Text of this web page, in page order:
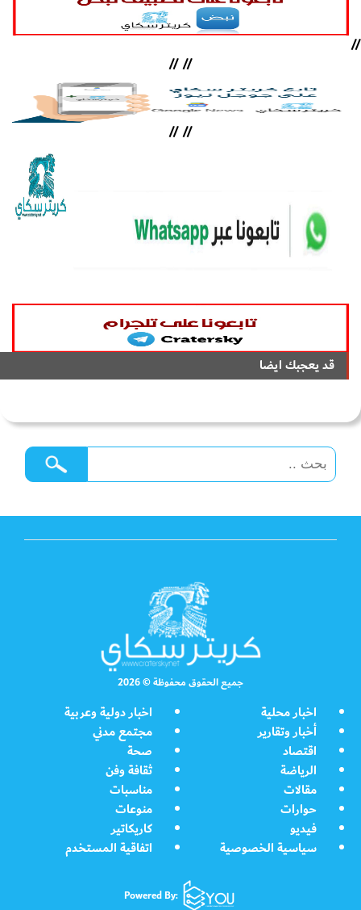
//
//
//
//
//
قد يعجبك ايضا
جميع الحقوق محفوظة © 2026
اخبار محلية
اخبار دولية وعربية
أخبار وتقارير
مجتمع مدني
اقتصاد
صحة
الرياضة
ثقافة وفن
مقالات
مناسبات
حوارات
منوعات
فيديو
كاريكاتير
سياسية الخصوصية
اتفاقية المستخدم
Powered By: